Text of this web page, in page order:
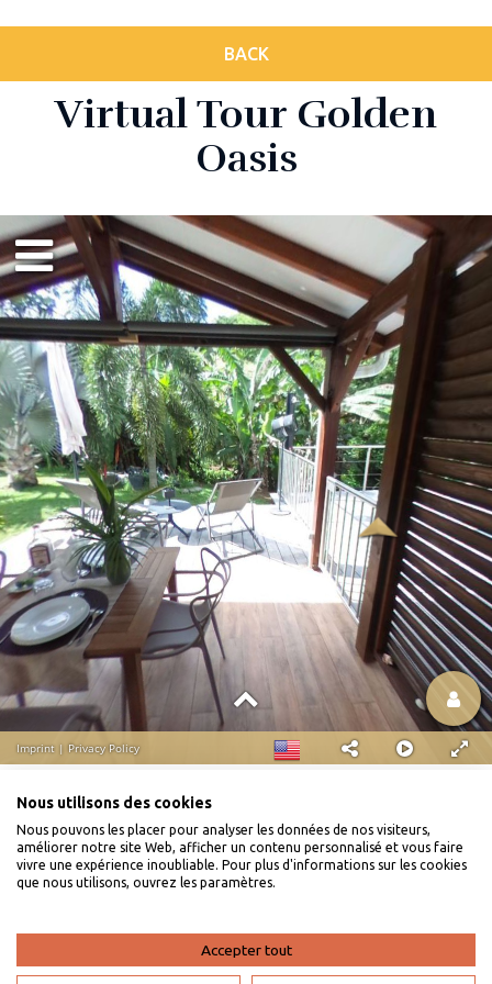
BACK
Virtual Tour Golden
Oasis
Nous utilisons des cookies
Nous pouvons les placer pour analyser les données de nos visiteurs,
améliorer notre site Web, afficher un contenu personnalisé et vous faire
vivre une expérience inoubliable. Pour plus d'informations sur les cookies
que nous utilisons, ouvrez les paramètres.
Accepter tout